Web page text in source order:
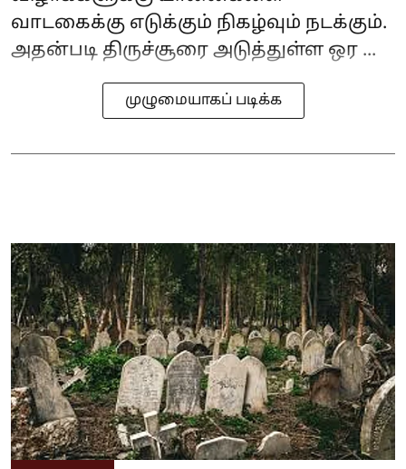
வாடகைக்கு எடுக்கும் நிகழ்வும் நடக்கும்.
அதன்படி திருச்சூரை அடுத்துள்ள ஒர ...
முழுமையாகப் படிக்க